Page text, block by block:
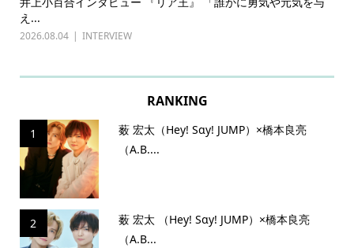
え...
2026.08.04 INTERVIEW
RANKING
1
薮 宏太（Hey! Sɑy! JUMP）×橋本良亮
（A.B....
2
薮 宏太 （Hey! Sɑy! JUMP）×橋本良亮
（A.B...